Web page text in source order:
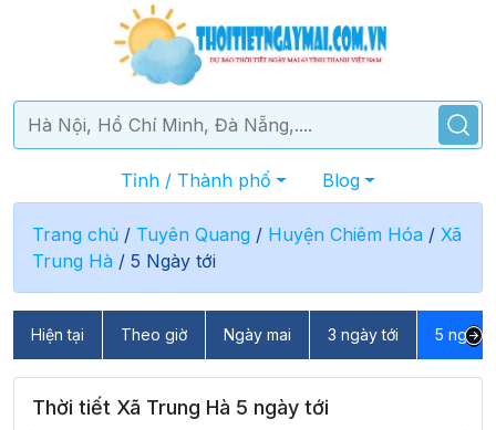
Tỉnh / Thành phố Blog
Trang chủ / Tuyên Quang / Huyện Chiêm Hóa / Xã
Trung Hà / 5 Ngày tới
Hiện tại Theo giờ Ngày mai 3 ngày tới 5 ngày
Thời tiết Xã Trung Hà 5 ngày tới